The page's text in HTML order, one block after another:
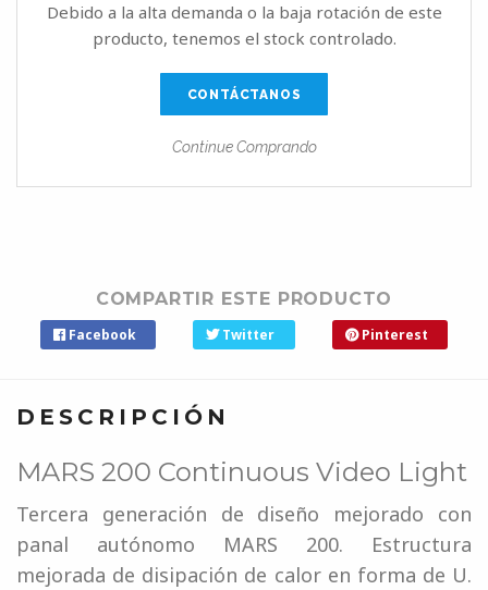
Debido a la alta demanda o la baja rotación de este
producto, tenemos el stock controlado.
CONTÁCTANOS
Continue Comprando
COMPARTIR ESTE PRODUCTO
Facebook Twitter Pinterest
DESCRIPCIÓN
MARS 200 Continuous Video Light
Tercera generación de diseño mejorado con
panal autónomo MARS 200. Estructura
mejorada de disipación de calor en forma de U.